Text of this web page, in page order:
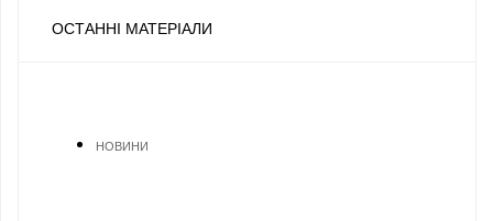
ОСТАННІ МАТЕРІАЛИ
НОВИНИ